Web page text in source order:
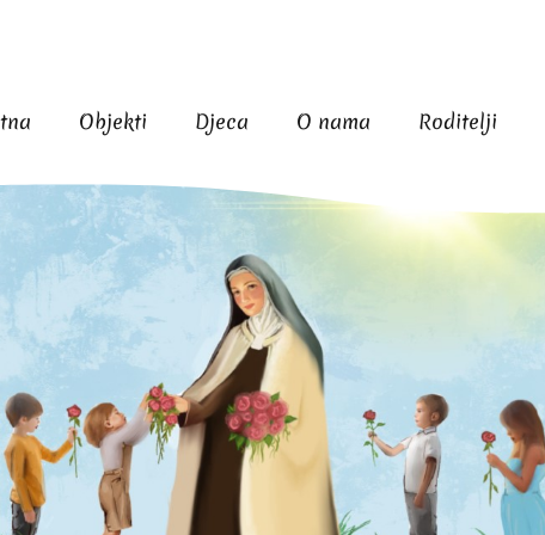
Objekti Djeca O nama Roditelji